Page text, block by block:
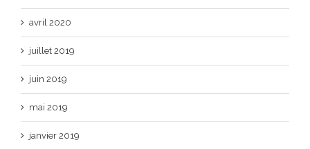
avril 2020
juillet 2019
juin 2019
mai 2019
janvier 2019